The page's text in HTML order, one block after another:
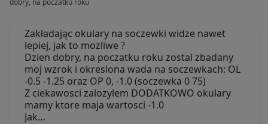
Zakładając okulary na soczewki widze nawet
lepiej, jak to mozliwe ?
Dzien dobry, na poczatku roku zostal zbadany
moj wzrok i okreslona wada na soczewkach: OL
-0.5 -1.25 oraz OP 0, -1.0 (soczewka 0 75)
Z ciekawosci zalozylem DODATKOWO okulary
mamy ktore maja wartosci -1.0
Jak…